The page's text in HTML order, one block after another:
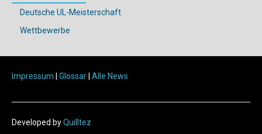
Deutsche UL-Meisterschaft
Wettbewerbe
Impressum | Glossar| Alle News
Developed byQuilltez